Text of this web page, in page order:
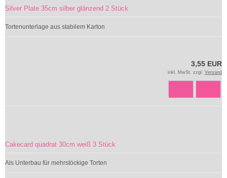
Silver Plate 35cm silber glänzend 2 Stück
Tortenunterlage aus stabilem Karton
3,55 EUR
inkl. MwSt. zzgl. Versand
Cakecard quadrat 30cm weiß 3 Stück
Als Unterbau für mehrstöckige Torten